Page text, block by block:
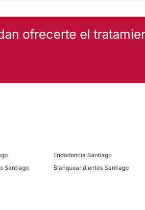
ofrecerte el
Endodoncia Santiago
Santiago Blanquear dientes Santiago